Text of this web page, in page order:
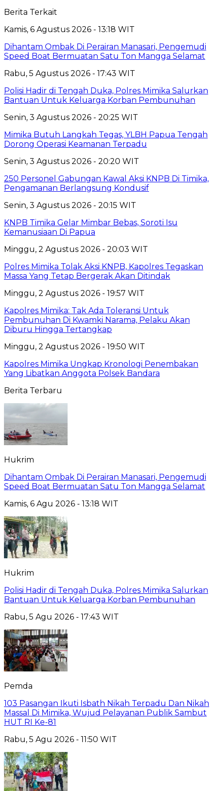
Berita Terkait
Kamis, 6 Agustus 2026 - 13:18 WIT
Dihantam Ombak Di Perairan Manasari, Pengemudi
Speed Boat Bermuatan Satu Ton Mangga Selamat
Rabu, 5 Agustus 2026 - 17:43 WIT
Polisi Hadir di Tengah Duka, Polres Mimika Salurkan
Bantuan Untuk Keluarga Korban Pembunuhan
Senin, 3 Agustus 2026 - 20:25 WIT
Mimika Butuh Langkah Tegas, YLBH Papua Tengah
Dorong Operasi Keamanan Terpadu
Senin, 3 Agustus 2026 - 20:20 WIT
250 Personel Gabungan Kawal Aksi KNPB Di Timika,
Pengamanan Berlangsung Kondusif
Senin, 3 Agustus 2026 - 20:15 WIT
KNPB Timika Gelar Mimbar Bebas, Soroti Isu
Kemanusiaan Di Papua
Minggu, 2 Agustus 2026 - 20:03 WIT
Polres Mimika Tolak Aksi KNPB, Kapolres Tegaskan
Massa Yang Tetap Bergerak Akan Ditindak
Minggu, 2 Agustus 2026 - 19:57 WIT
Kapolres Mimika: Tak Ada Toleransi Untuk
Pembunuhan Di Kwamki Narama, Pelaku Akan
Diburu Hingga Tertangkap
Minggu, 2 Agustus 2026 - 19:50 WIT
Kapolres Mimika Ungkap Kronologi Penembakan
Yang Libatkan Anggota Polsek Bandara
Berita Terbaru
Hukrim
Dihantam Ombak Di Perairan Manasari, Pengemudi
Speed Boat Bermuatan Satu Ton Mangga Selamat
Kamis, 6 Agu 2026 - 13:18 WIT
Hukrim
Polisi Hadir di Tengah Duka, Polres Mimika Salurkan
Bantuan Untuk Keluarga Korban Pembunuhan
Rabu, 5 Agu 2026 - 17:43 WIT
Pemda
103 Pasangan Ikuti Isbath Nikah Terpadu Dan Nikah
Massal Di Mimika, Wujud Pelayanan Publik Sambut
HUT RI Ke-81
Rabu, 5 Agu 2026 - 11:50 WIT